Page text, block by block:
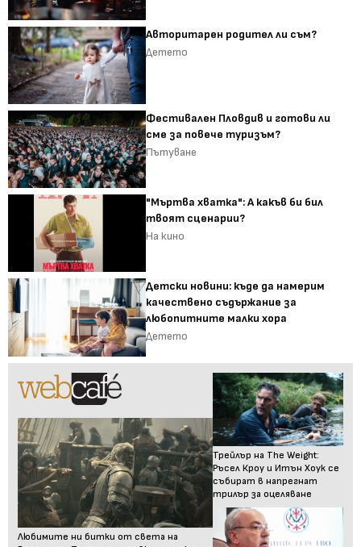
Авторитарен родител ли съм?
Детето
Фестивален Пловдив и готови ли
сме за повече туризъм?
Пътуване
"Мъртва хватка": А какъв би бил
твоят сценарии?
На кино
Детски новини: къде да намерим
качествено съдържание за
любопитните малки хора
Детето
Любимите ни битки от света на
Трейлър на The Weight:
Ръсел Кроу и Итън Хоук се
събират в напрегнат
трилър за оцеляване